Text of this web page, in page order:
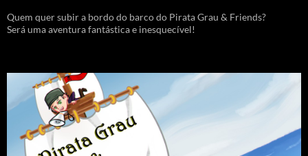
Quem quer subir a bordo do barco do Pirata Grau & Friends?
Será uma aventura fantástica e inesquecível!